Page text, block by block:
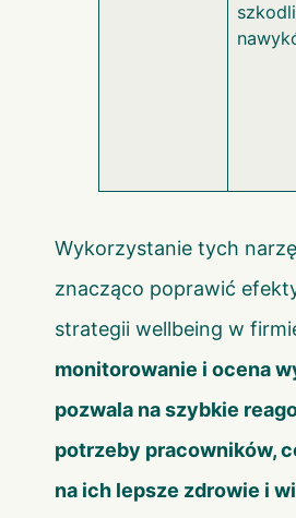
Wykorzystanie tych
znacząco poprawić
strategii wellbeing w
monitorowanie i ocena
pozwala na szybkie
potrzeby pracowników,
na ich lepsze zdrowie i